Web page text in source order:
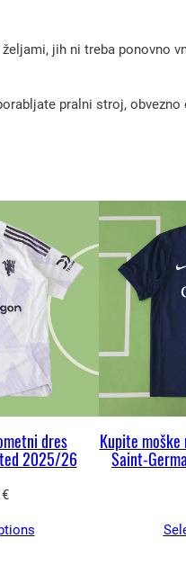
5
k
e
i
n
o
g
jih ni treba ponovno
pralni stroj,
dres
2025/26
€
Kupite
Saint-